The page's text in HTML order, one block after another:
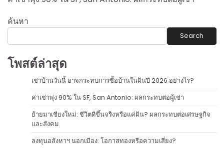
ค้นหา
Search
โพสต์ล่าสุด
เช่าบ้านวันนี้ อาจกระทบการซื้อบ้านในฝันปี 2026 อย่างไร?
ค่าเช่าพุ่ง 90% ใน SF, San Antonio: ผลกระทบต่อผู้เช่า
ย้ายมาเชียงใหม่: ชีวิตดีขึ้นจริงหรือแค่ฝัน? ผลกระทบต่อเศรษฐกิจ
และสังคม
ลงทุนอสังหาฯ นอกเมือง: โอกาสทองหรือความเสี่ยง?